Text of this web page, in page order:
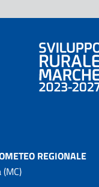
REGIONALE